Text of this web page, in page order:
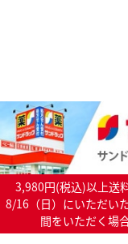
3,980円(税込)以上送
8/16（日）にいただい
間をいただく場